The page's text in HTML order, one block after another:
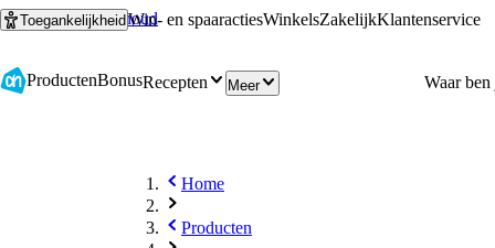
Ga naar hoofdinhoud
Ga naar zoeken
ToegankelijkheidWin- en spaaractiesWinkelsZakelijkKlantenservice
ProductenBonusRecepten Meer
Home
Producten